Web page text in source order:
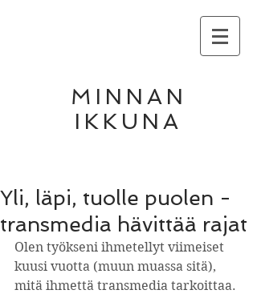
MINNAN
IKKUNA
Yli, läpi, tuolle puolen -
transmedia hävittää rajat
Olen työkseni ihmetellyt viimeiset
kuusi vuotta (muun muassa sitä),
mitä ihmettä transmedia tarkoittaa.